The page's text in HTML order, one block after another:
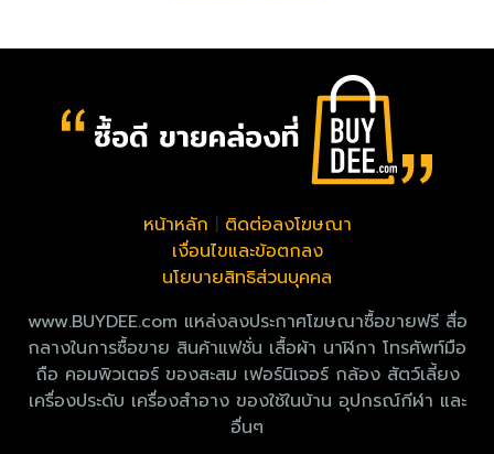
หน้าหลัก
ติดต่อลงโฆษณา
เงื่อนไขและข้อตกลง
นโยบายสิทธิส่วนบุคคล
www.BUYDEE.com แหล่งลงประกาศโฆษณาซื้อขายฟรี สื่อ
กลางในการซื้อขาย สินค้าแฟชั่น เสื้อผ้า นาฬิกา โทรศัพท์มือ
ถือ คอมพิวเตอร์ ของสะสม เฟอร์นิเจอร์ กล้อง สัตว์เลี้ยง
เครื่องประดับ เครื่องสำอาง ของใช้ในบ้าน อุปกรณ์กีฬา และ
อื่นๆ